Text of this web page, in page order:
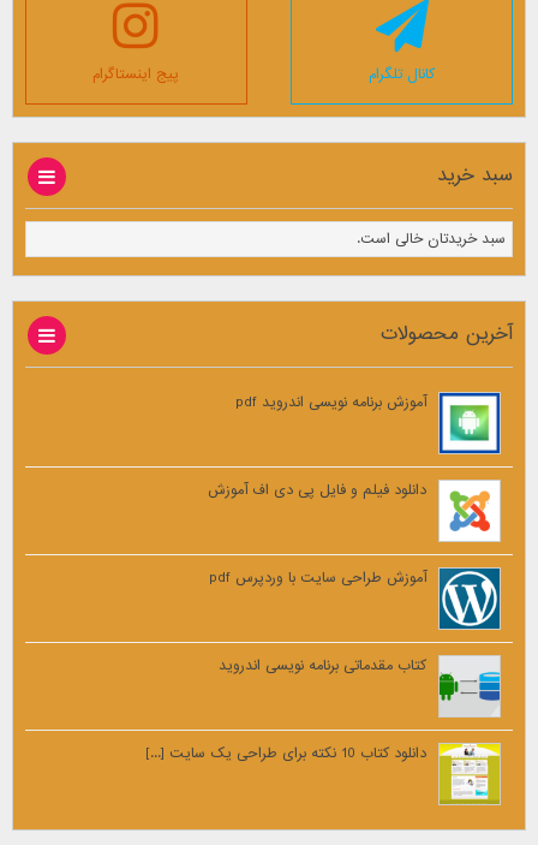
کانال تلگرام پیج اینستاگرام
سبد خرید
سبد خریدتان خالی است.
آخرین محصولات
آموزش برنامه نویسی اندروید pdf
دانلود فیلم و فایل پی دی اف آموزش
آموزش طراحی سایت با وردپرس pdf
کتاب مقدماتی برنامه نویسی اندروید
دانلود کتاب 10 نکته برای طراحی یک سایت [...]